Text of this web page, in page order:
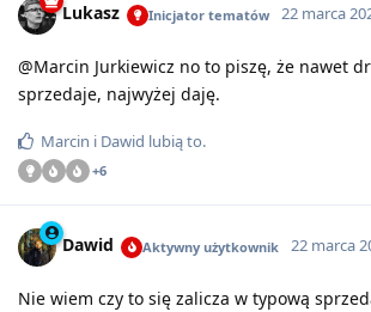
Lukasz Inicjator tematów 22 marca
@Marcin Jurkiewicz no to piszę, że nawet
sprzedaje, najwyżej daję.
Marcin i Dawid lubią to.
+6
Dawid Aktywny użytkownik 22 marca
Nie wiem czy to się zalicza w typową